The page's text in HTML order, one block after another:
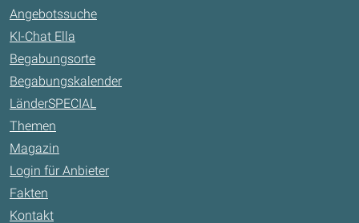
Angebotssuche
KI-Chat Ella
Begabungsorte
Begabungskalender
LänderSPECIAL
Themen
Magazin
Login für Anbieter
Fakten
Kontakt